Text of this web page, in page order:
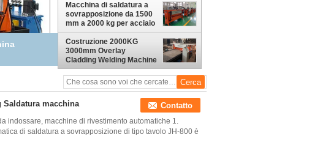
di
Macchina di saldatura a
sovrapposizione da 1500
mm a 2000 kg per acciaio
inossidabile
Costruzione 2000KG
3000mm Overlay
Cladding Welding Machine
Saldatura macchina Contatto
indossare, macchine di rivestimento automatiche 1.
di saldatura a sovrapposizione di tipo tavolo JH-800 è